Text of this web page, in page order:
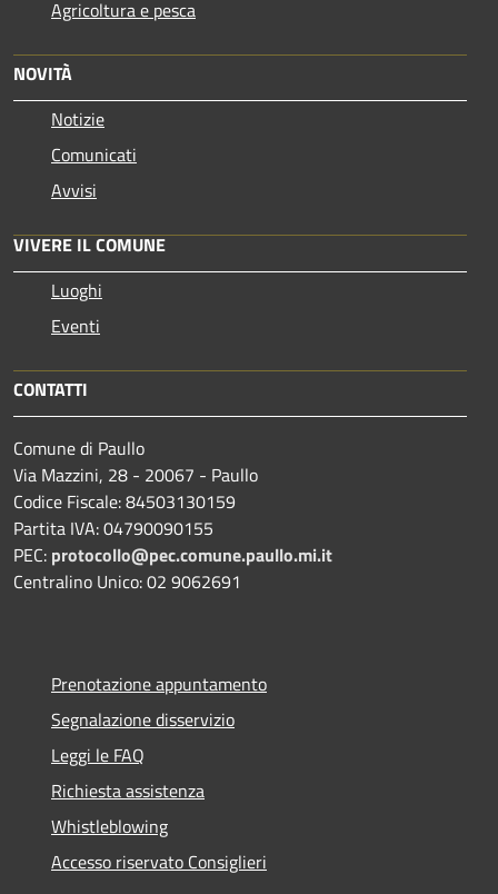
Agricoltura e pesca
NOVITÀ
Notizie
Comunicati
Avvisi
VIVERE IL COMUNE
Luoghi
Eventi
CONTATTI
Comune di Paullo
Via Mazzini, 28 - 20067 - Paullo
Codice Fiscale: 84503130159
Partita IVA: 04790090155
PEC: protocollo@pec.comune.paullo.mi.it
Centralino Unico: 02 9062691
Prenotazione appuntamento
Segnalazione disservizio
Leggi le FAQ
Richiesta assistenza
Whistleblowing
Accesso riservato Consiglieri